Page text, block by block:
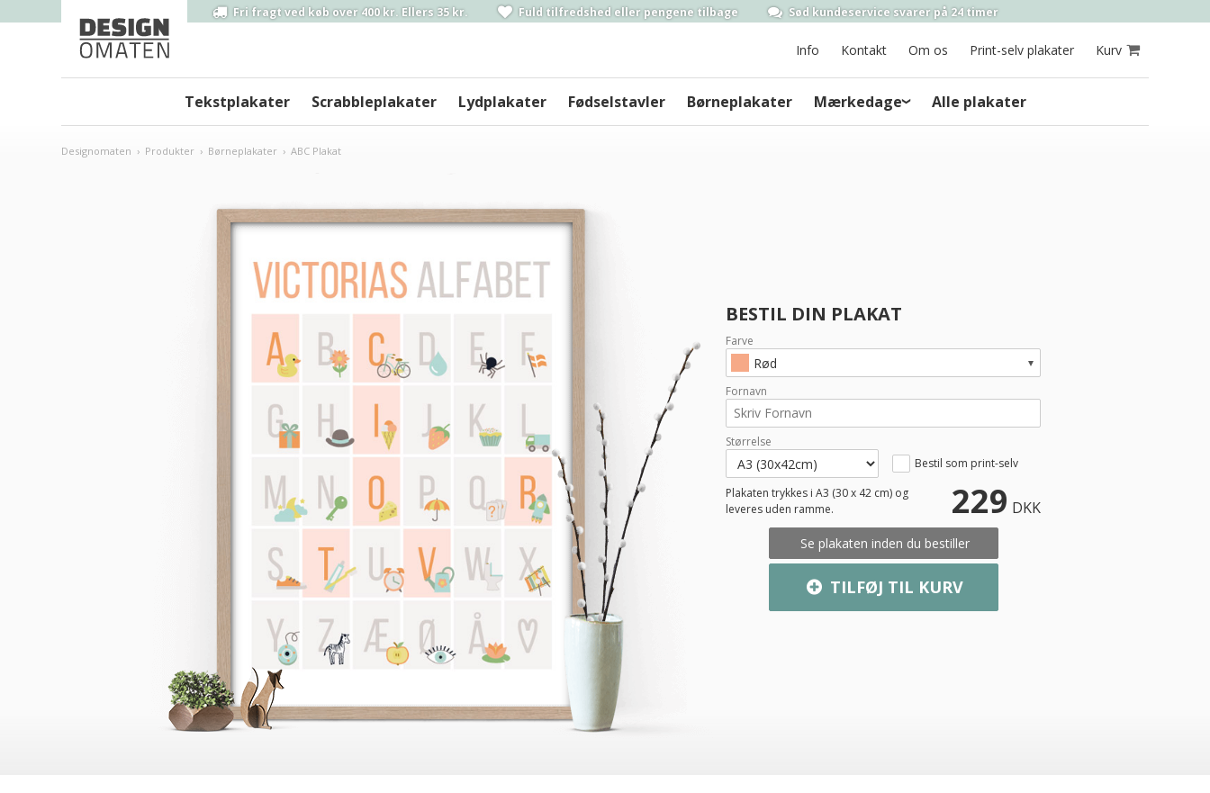
Fri fragt ved køb over 400 kr. Ellers 35 kr. Fuld tilfredshed eller pengene tilbage Sød kundeservicesvarer på 24 timer
Info Kontakt Om os Print-selv plakater Kurv
Tekstplakater Scrabbleplakater Lydplakater Fødselstavler Børneplakater Mærkedage Alle plakater
Designomaten › Produkter › Børneplakater › ABC Plakat
BESTIL DIN PLAKAT
Farve
Rød
Fornavn
Størrelse
Bestil som print-selv
Plakaten trykkes i A3 (30 x 42 cm) og
leveres uden ramme.
229 DKK
Se plakaten inden du bestiller
TILFØJ TIL KURV